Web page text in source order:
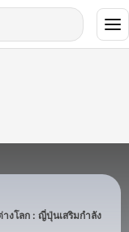
งโลก : ญี่ปุ่นเสริมกำลัง